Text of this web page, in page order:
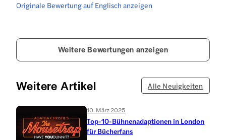
Originale Bewertung auf Englisch anzeigen
Weitere Bewertungen anzeigen
Weitere Artikel Alle Neuigkeiten
10. März 2025
Top-10-Bühnenadaptionen in London
für Bücherfans